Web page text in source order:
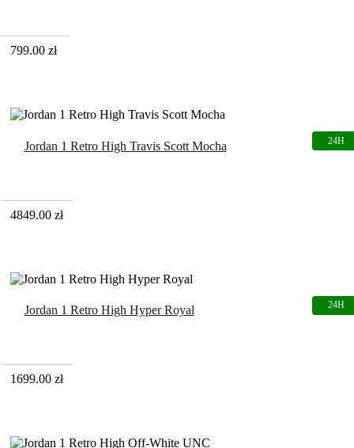
799.00 zł
Jordan 1 Retro High Travis Scott Mocha
4849.00 zł
Jordan 1 Retro High Hyper Royal
1699.00 zł